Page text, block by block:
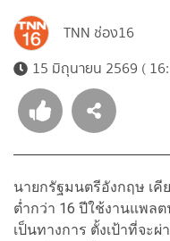
TNN ช่อง16
15 มิถุนายน 2569 (
นายกรัฐมนตรีอังกฤษ เคี
ต่ำกว่า 16 ปีใช้งานแพล
เป็นทางการ ตั้งเป้าที่จะ